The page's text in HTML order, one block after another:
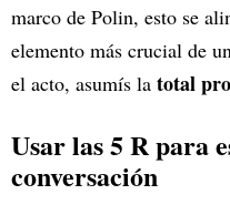
marco de Polin, esto se
elemento más crucial de
el acto, asumís la total
Usar las 5 R para
conversación